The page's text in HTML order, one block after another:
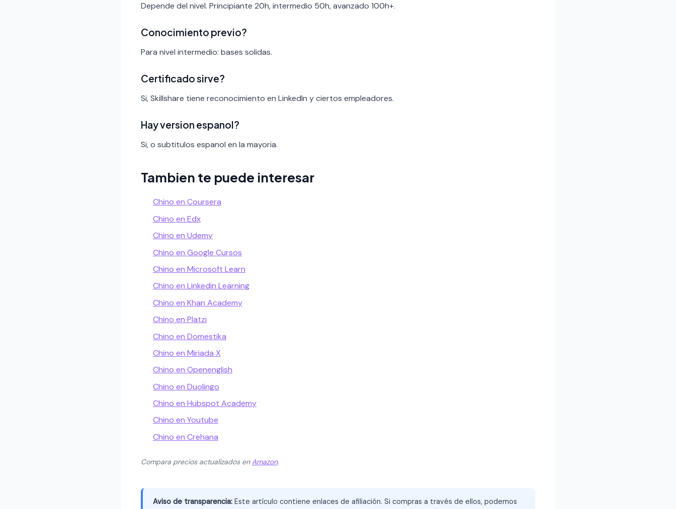
Depende del nivel. Principiante 20h, intermedio 50h, avanzado 100h+.
Conocimiento previo?
Para nivel intermedio: bases solidas.
Certificado sirve?
Si, Skillshare tiene reconocimiento en LinkedIn y ciertos empleadores.
Hay version espanol?
Si, o subtitulos espanol en la mayoria.
Tambien te puede interesar
Chino en Coursera
Chino en Edx
Chino en Udemy
Chino en Google Cursos
Chino en Microsoft Learn
Chino en Linkedin Learning
Chino en Khan Academy
Chino en Platzi
Chino en Domestika
Chino en Miriada X
Chino en Openenglish
Chino en Duolingo
Chino en Hubspot Academy
Chino en Youtube
Chino en Crehana
Compara precios actualizados enAmazon.
Aviso de transparencia: Este artículo contiene enlaces de afiliación. Si compras a través de ellos, podemos